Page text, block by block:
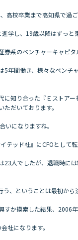
高校卒業まで高知県で過ご
学し、19歳以降はずっと
券系のベンチャーキャピタ
5年間働き、様々なベンチ
に知り合った『Ｅストア
だいております。
いになりますね。
テッド社』にCFOとして転
23人でしたが、退職時に
、ということは最初から
すか摸索した結果、2006
社になります。